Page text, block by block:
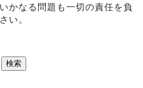
かなる問題も一切の責任を負
い。
検索